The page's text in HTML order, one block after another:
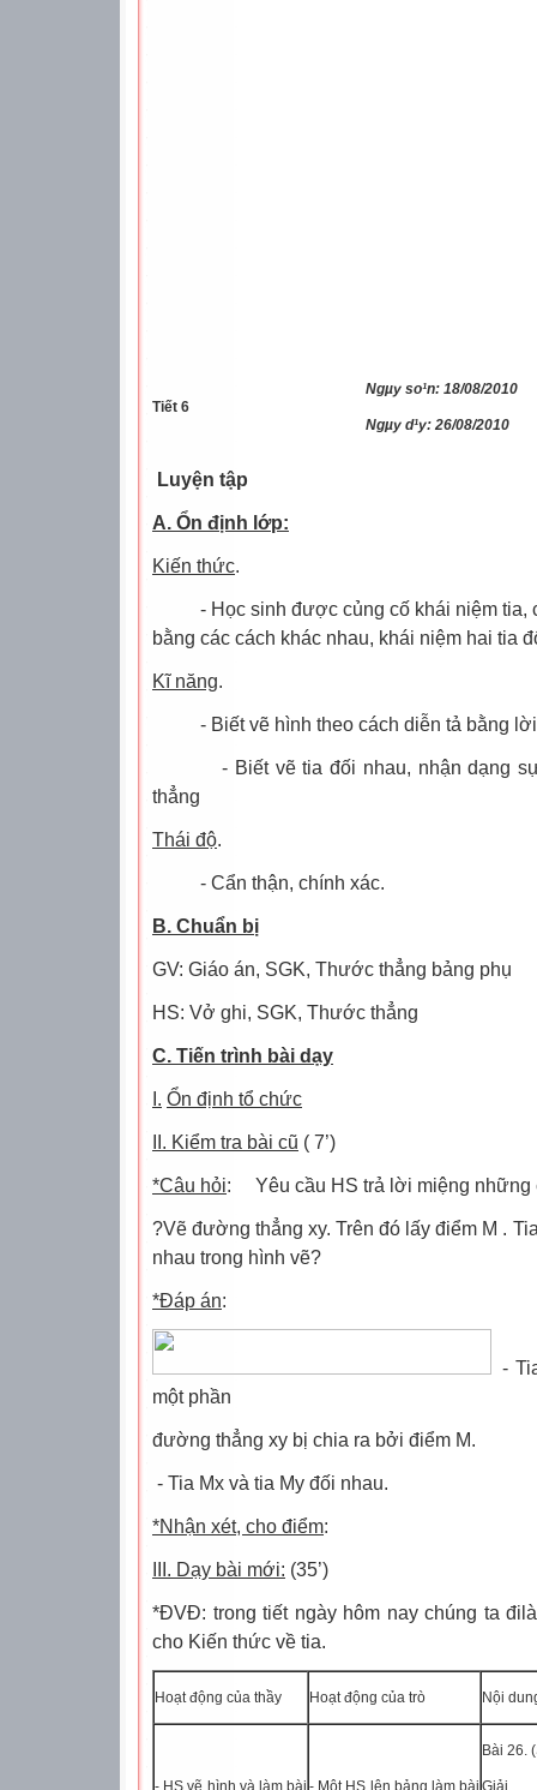
Tiết 6
Ngµy so¹n: 18/08/2010
Ngµy d¹y: 26/08/2010
Luyện tập
A. Ổn định lớp:
Kiến thức.
- Học sinh được củng cố khái niệm tia,
bằng các cách khác nhau, khái niệm hai tia
Kĩ năng.
- Biết vẽ hình theo cách diễn tả bằng
- Biết vẽ tia đối nhau, nhận dạng
thẳng
Thái độ.
- Cẩn thận, chính xác.
B. Chuẩn bị
GV: Giáo án, SGK, Thước thẳng bảng phụ
HS: Vở ghi, SGK, Thước thẳng
C. Tiến trình bài dạy
I. Ổn định tổ chức
II. Kiểm tra bài cũ ( 7’)
*Câu hỏi:
Yêu cầu HS trả lời miệng những
?Vẽ đường thẳng xy. Trên đó lấy điểm M .
nhau trong hình vẽ?
*Đáp án:
-
một phần
đường thẳng xy bị chia ra bởi điểm M.
- Tia Mx và tia My đối nhau.
*Nhận xét, cho điểm:
III. Dạy bài mới: (35’)
*ĐVĐ: trong tiết ngày hôm nay chúng ta
cho Kiến thức về tia.
Hoạt động của thầy Hoạt động của trò Nội
- HS vẽ hình và làm bài - Một HS lên bảng làm bài
Bài 26.
Giải